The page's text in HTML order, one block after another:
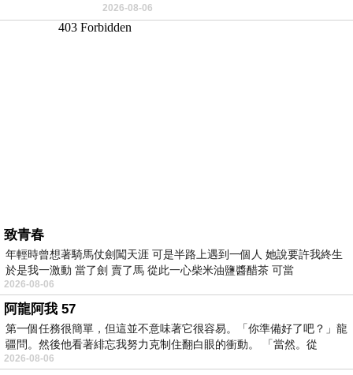
內湖店，從捷運站步行約4分鐘即可抵
2026-08-06
致青春
年輕時曾想著騎馬仗劍闖天涯 可是半路上遇到一個人 她說要許我終生
於是我一激動 當了劍 賣了馬 從此一心柴米油鹽醬醋茶 可當
2026-08-06
阿龍阿我 57
第一個任務很簡單，但這並不意味著它很容易。「你準備好了吧？」龍
疆問。然後他看著緋忘我努力克制住翻白眼的衝動。 「當然。從
2026-08-06